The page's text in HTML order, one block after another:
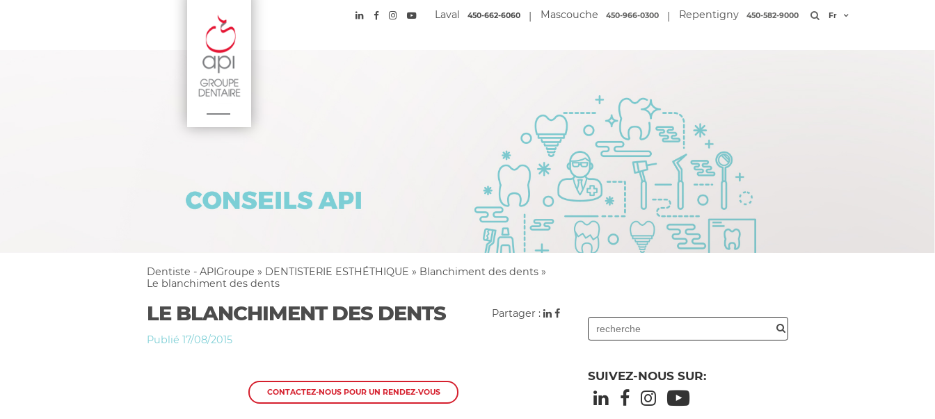
Laval 450-662-6060 | Mascouche 450-966-0300 | Repentigny 450-582-9000 Fr
Dentiste - APIGroupe » DENTISTERIE ESTHÉTHIQUE » Blanchiment des dents »
Le blanchiment des dents
LE BLANCHIMENT DES DENTS Partager :
Publié 17/08/2015
CONTACTEZ-NOUS POUR UN RENDEZ-VOUS
SUIVEZ-NOUS SUR: